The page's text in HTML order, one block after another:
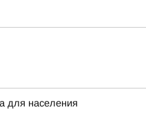
для населения